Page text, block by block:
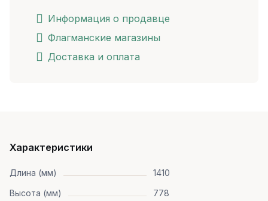
Информация о продавце
Флагманские магазины
Доставка и оплата
Характеристики
Длина (мм)
1410
Высота (мм)
778